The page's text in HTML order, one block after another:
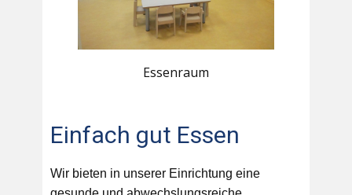
Essenraum
Einfach gut Essen
Wir bieten in unserer Einrichtung eine